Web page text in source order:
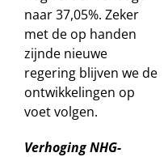
naar 37,05%. Zeker
met de op handen
zijnde nieuwe
regering blijven we de
ontwikkelingen op
voet volgen.
Verhoging NHG-